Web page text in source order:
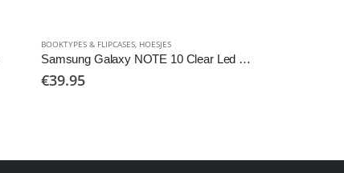
BOOKTYPES & FLIPCASES, HOESJES
Samsung Galaxy NOTE 10 Clear Led View Cover
€39.95